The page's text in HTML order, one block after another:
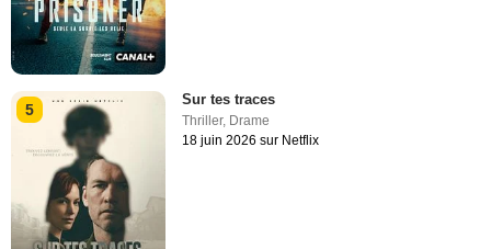
5
Sur tes traces
Thriller, Drame
18 juin 2026 sur Netflix